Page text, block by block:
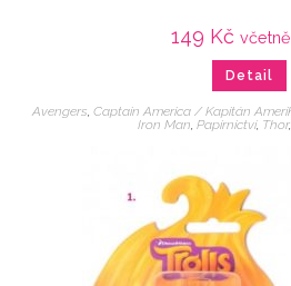
149 Kč včetně
Detail
Avengers, Captain America / Kapitán
Iron Man, Papírnictví, Thor,